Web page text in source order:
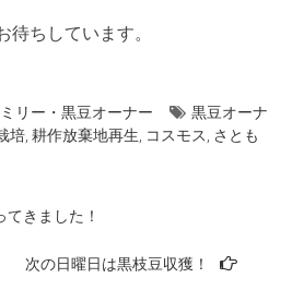
待ちしています。
リー・黒豆オーナー
黒豆オーナ
培 耕作放棄地再生 コスモス さとも
きました！
次の日曜日は黒枝豆収獲！